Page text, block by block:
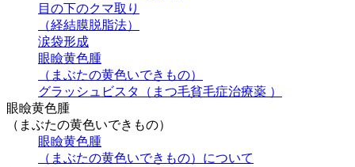
目の下のクマ取り
（経結膜脱脂法）
涙袋形成
眼瞼黄色腫
（まぶたの黄色いできもの）
グラッシュビスタ（まつ毛貧毛症治療薬 ）
眼瞼黄色腫
（まぶたの黄色いできもの）
眼瞼黄色腫
（まぶたの黄色いできもの）について